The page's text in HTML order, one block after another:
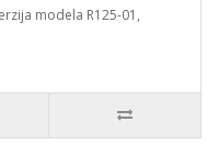
modela R125-01,